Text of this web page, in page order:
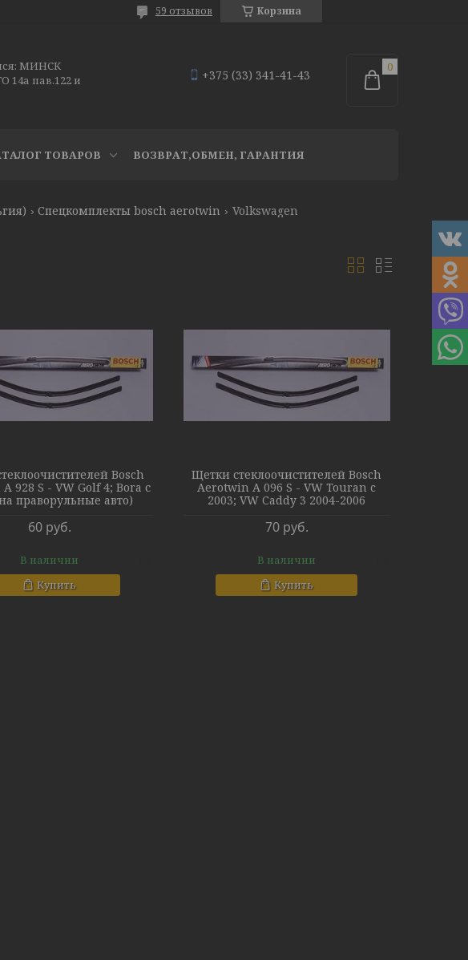
Корзина
59 отзывов
МИНСК
пав.122 и
+375 (33) 341-41-43
ТОВАРОВ ВОЗВРАТ,ОБМЕН, ГАРАНТИЯ
Спецкомплекты bosch aerotwin Volkswagen
Bosch
928 S - VW Golf 4; Bora с
праворульные авто)
60 руб.
В наличии
Купить
Щетки стеклоочистителей Bosch
Aerotwin A 096 S - VW Touran c
2003; VW Caddy 3 2004-2006
70 руб.
В наличии
Купить